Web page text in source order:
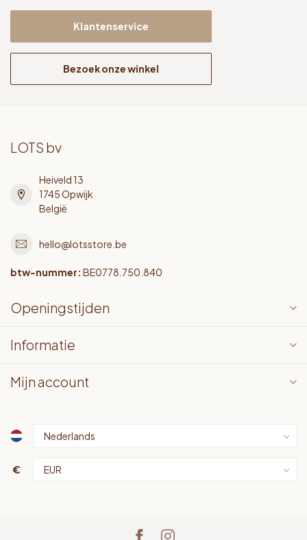
Klantenservice
Bezoek onze winkel
LOTS bv
Heiveld 13
1745 Opwijk
België
hello@lotsstore.be
btw-nummer: BE0778.750.840
Openingstijden
Informatie
Mijn account
€